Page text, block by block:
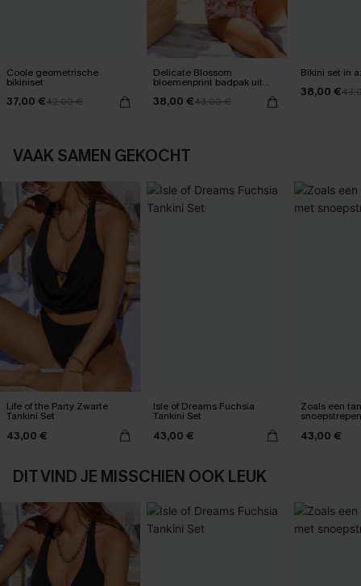
Coole geometrische
bikiniset
37,00 €42,00 €
Delicate Blossom
bloemenprint badpak uit
38,00 €43,00 €
Bikini set in
38,00 €
VAAK SAMEN GEKOCHT
Life of the Party Zwarte
Tankini Set
43,00 €
Isle of Dreams Fuchsia
Tankini Set
43,00 €
Zoals een
snoepstrepen
43,00 €
DIT VIND JE MISSCHIEN OOK LEUK